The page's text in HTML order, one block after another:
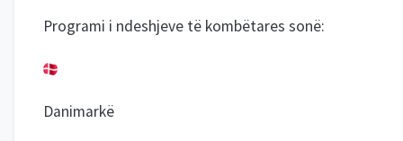
Programi i ndeshjeve të kombëtares sonë:
Danimarkë